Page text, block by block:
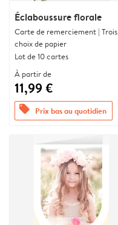
Éclaboussure florale
Carte de remerciement | Trois
choix de papier
Lot de 10 cartes
À partir de
11,99 €
offers Prix bas au quotidien